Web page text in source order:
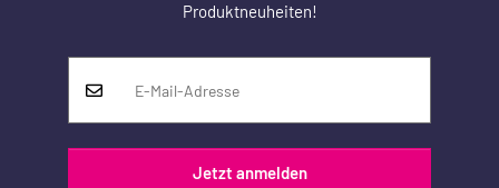
Produktneuheiten!
Jetzt anmelden